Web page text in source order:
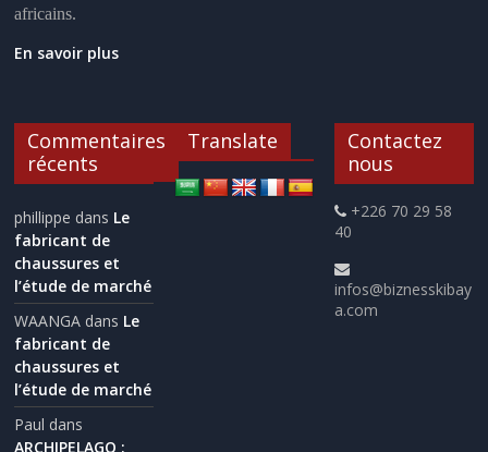
africains.
En savoir plus
Commentaires
récents
phillippe dans Le
fabricant de
chaussures et
l’étude de marché
WAANGA dans Le
fabricant de
chaussures et
l’étude de marché
Paul dans
ARCHIPELAGO :
Translate
Contactez
nous
+226 70 29 58
40
infos@biznesskibay
a.com